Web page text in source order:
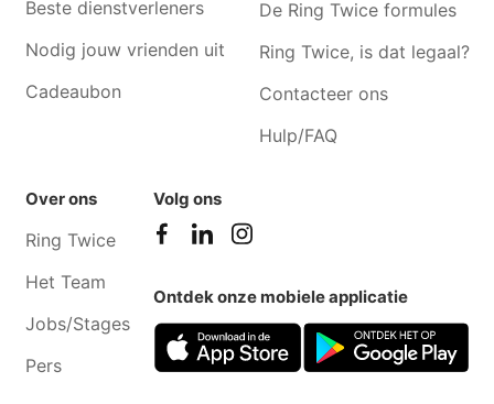
Beste dienstverleners
Nodig jouw vrienden uit
Cadeaubon
De Ring Twice formules
Ring Twice, is dat legaal?
Contacteer ons
Hulp/FAQ
Over ons
Ring Twice
Het Team
Jobs/Stages
Pers
Volg ons
Ontdek onze mobiele applicatie